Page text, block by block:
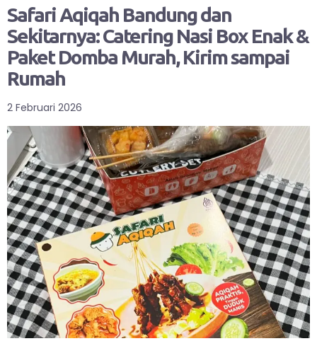
Safari Aqiqah Bandung dan
Sekitarnya: Catering Nasi Box Enak &
Paket Domba Murah, Kirim sampai
Rumah
2 Februari 2026